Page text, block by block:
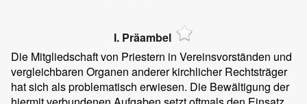
I. Präambel
Die Mitgliedschaft von Priestern in Vereinsvorständen und
vergleichbaren Organen anderer kirchlicher Rechtsträger
hat sich als problematisch erwiesen. Die Bewältigung der